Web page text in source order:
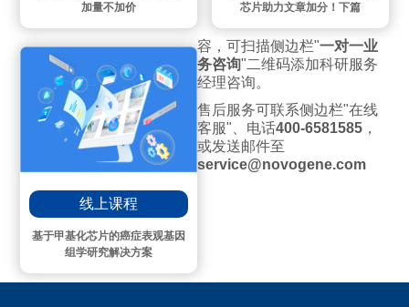
加量不加价
芯片助力文章加分！下篇
线上课程
基于甲基化芯片的癌症表观基因
组学研究解决方案
容，可扫描侧边栏"一对一业
务咨询"二维码添加科研服务
经理咨询。
售后服务可联系侧边栏"在线
客服"、电话400-6581585，
或发送邮件至
service@novogene.com